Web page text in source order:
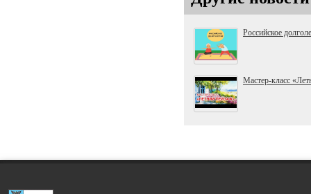
Российское
Мастер-класс